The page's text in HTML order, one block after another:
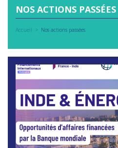
NOS ACTIONS PASSÉES
Accueil Nos actions passées